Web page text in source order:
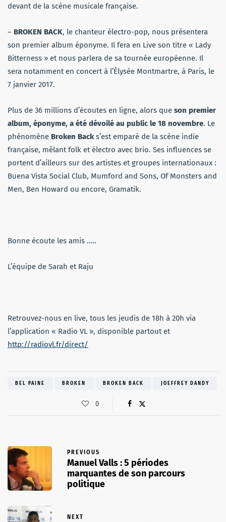
devant de la scène musicale française.
– BROKEN BACK, le chanteur électro-pop, nous présentera
son premier album éponyme. Il fera en Live son titre « Lady
Bitterness » et nous parlera de sa tournée européenne. Il
sera notamment en concert à l’Élysée Montmartre, à Paris, le
7 janvier 2017.
Plus de 36 millions d’écoutes en ligne, alors que son premier
album, éponyme, a été dévoilé au public le 18 novembre. Le
phénomène Broken Backs’est emparé de la scène indie
française, mêlant folk et électro avec brio. Ses influences se
portent d’ailleurs sur des artistes et groupes internationaux :
Buena Vista Social Club, Mumford and Sons, Of Monsters and
Men, Ben Howard ou encore, Gramatik.
Bonne écoute les amis …..
L’équipe de Sarah et Raju
Retrouvez-nous en live, tous les jeudis de 18h à 20h via
l’application « Radio VL », disponible partout et
http://radiovl.fr/direct/
BEL PAINE BROKEN BROKEN BACK JOEFFREY DANDY
0
PREVIOUS
Manuel Valls : 5 périodes
marquantes de son parcours
politique
NEXT